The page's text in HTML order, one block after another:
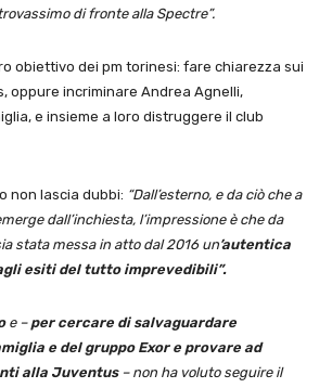
di fronte alla Spectre”.
obiettivo dei pm torinesi: fare chiarezza sui
oppure incriminare Andrea Agnelli,
e insieme a loro distruggere il club
non lascia dubbi: “Dall’esterno, e da ciò che a
dall’inchiesta, l’impressione è che da
stata messa in atto dal 2016 un’autentica
esiti del tutto imprevedibili”.
e –per cercare di salvaguardare
e del gruppo Exor e provare ad
alla Juventus– non ha voluto seguire il